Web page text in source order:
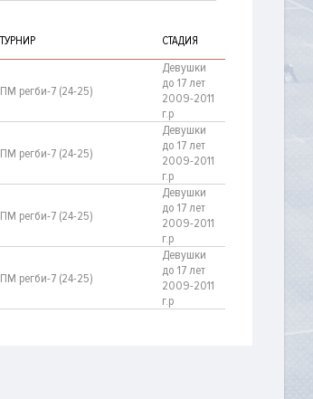
ТУРНИР СТАДИЯ
ПМ регби-7 (24-25)
Девушки
до 17 лет
2009-2011
г.р
ПМ регби-7 (24-25)
Девушки
до 17 лет
2009-2011
г.р
ПМ регби-7 (24-25)
Девушки
до 17 лет
2009-2011
г.р
ПМ регби-7 (24-25)
Девушки
до 17 лет
2009-2011
г.р